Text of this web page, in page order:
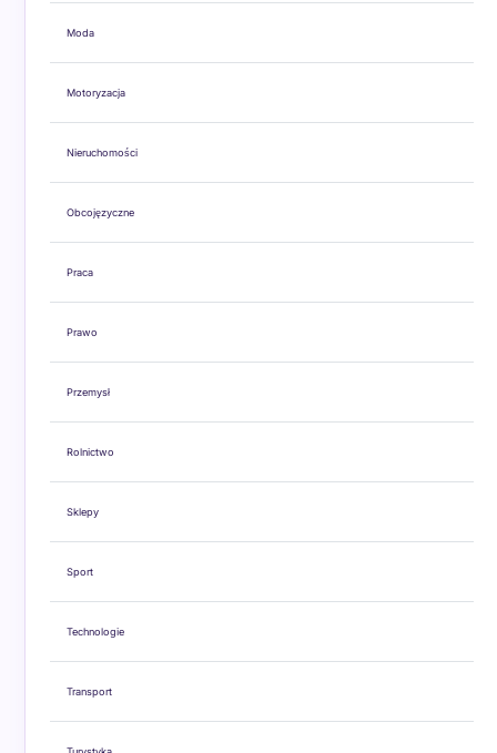
Moda
Motoryzacja
Nieruchomości
Obcojęzyczne
Praca
Prawo
Przemysł
Rolnictwo
Sklepy
Sport
Technologie
Transport